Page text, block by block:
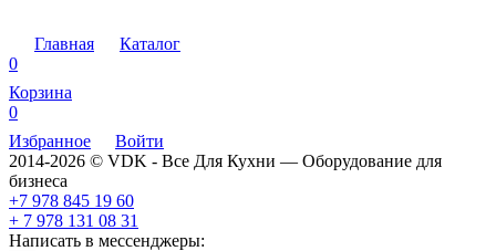
Главная
Каталог
0
Корзина
0
Избранное
Войти
2014-2026 © VDK - Все Для Кухни — Оборудование для
бизнеса
+7 978 845 19 60
+ 7 978 131 08 31
Написать в мессенджеры: